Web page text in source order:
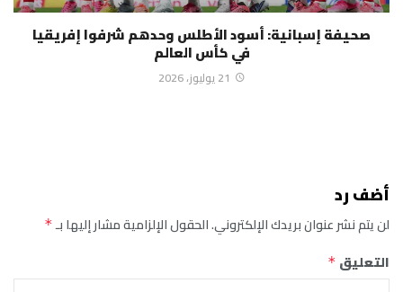
صحيفة إسبانية: أسود الأطلس وحدهم شرفوا إفريقيا
في كأس العالم
21 يوليوز، 2026
أضف رد
لن يتم نشر عنوان بريدك الإلكتروني.الحقول الإلزامية مشار إليها بـ*
التعليق *